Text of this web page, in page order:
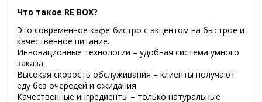
Что такое RE BOX?
Это современное кафе-бистро с акцентом на быстрое и
качественное питание.
Инновационные технологии – удобная система умного
заказа
Высокая скорость обслуживания – клиенты получают
еду без очередей и ожидания
Качественные ингредиенты – только натуральные